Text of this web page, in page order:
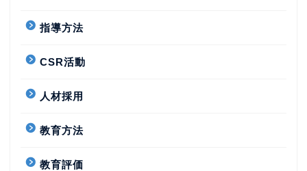
指導方法
CSR活動
人材採用
教育方法
教育評価